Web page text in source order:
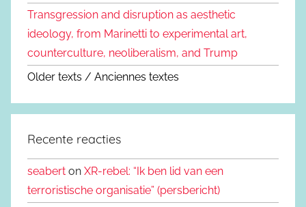
Transgression and disruption as aesthetic
ideology, from Marinetti to experimental art,
counterculture, neoliberalism, and Trump
Older texts / Anciennes textes
Recente reacties
seabert on XR-rebel: “Ik ben lid van een
terroristische organisatie” (persbericht)